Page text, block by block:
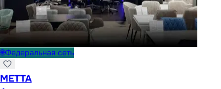
🌐Федеральная сеть
METTA